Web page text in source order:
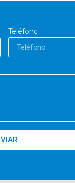
Teléfono